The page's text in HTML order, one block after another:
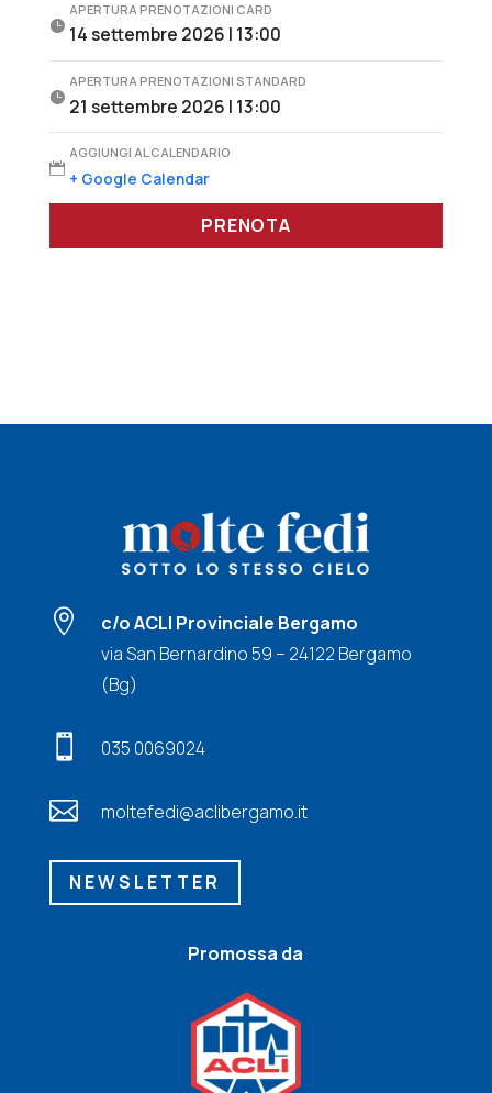

APERTURA PRENOTAZIONI CARD
14 settembre 2026 | 13:00

APERTURA PRENOTAZIONI STANDARD
21 settembre 2026 | 13:00

AGGIUNGI AL CALENDARIO
+ Google Calendar
PRENOTA

c/o ACLI Provinciale Bergamo
via San Bernardino 59 – 24122 Bergamo
(Bg)
 035 0069024
 moltefedi@aclibergamo.it
NEWSLETTER
Promossa da